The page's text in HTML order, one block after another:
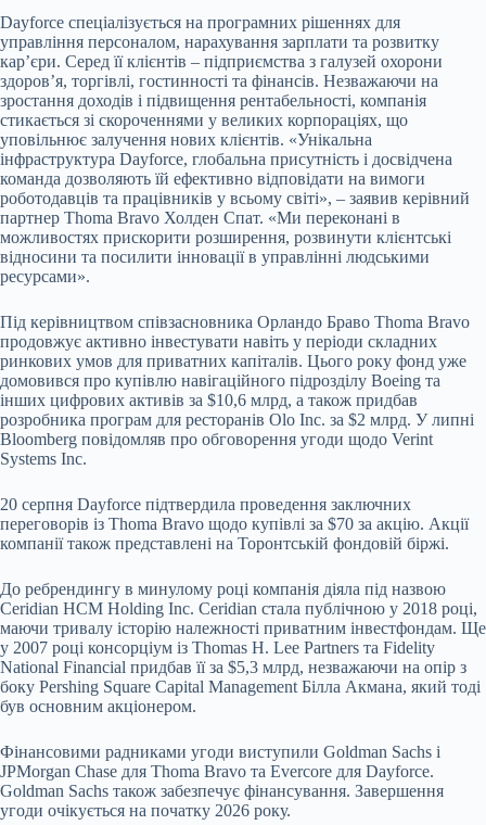
Dayforce спеціалізується на програмних рішеннях для
управління персоналом, нарахування зарплати та розвитку
кар’єри. Серед її клієнтів – підприємства з галузей охорони
здоров’я, торгівлі, гостинності та фінансів. Незважаючи на
зростання доходів і підвищення рентабельності, компанія
стикається зі скороченнями у великих корпораціях, що
уповільнює залучення нових клієнтів. «Унікальна
інфраструктура Dayforce, глобальна присутність і досвідчена
команда дозволяють їй ефективно відповідати на вимоги
роботодавців та працівників у всьому світі», – заявив керівний
партнер Thoma Bravo Холден Спат. «Ми переконані в
можливостях прискорити розширення, розвинути клієнтські
відносини та посилити інновації в управлінні людськими
ресурсами».
Під керівництвом співзасновника Орландо Браво Thoma Bravo
продовжує активно інвестувати навіть у періоди складних
ринкових умов для приватних капіталів. Цього року фонд уже
домовився про купівлю навігаційного підрозділу Boeing та
інших цифрових активів за $10,6 млрд, а також придбав
розробника програм для ресторанів Olo Inc. за $2 млрд. У липні
Bloomberg повідомляв про обговорення угоди щодо Verint
Systems Inc.
20 серпня Dayforce підтвердила проведення заключних
переговорів із Thoma Bravo щодо купівлі за $70 за акцію. Акції
компанії також представлені на Торонтській фондовій біржі.
До ребрендингу в минулому році компанія діяла під назвою
Ceridian HCM Holding Inc. Ceridian стала публічною у 2018 році,
маючи тривалу історію належності приватним інвестфондам. Ще
у 2007 році консорціум із Thomas H. Lee Partners та Fidelity
National Financial придбав її за $5,3 млрд, незважаючи на опір з
боку Pershing Square Capital Management Білла Акмана, який тоді
був основним акціонером.
Фінансовими радниками угоди виступили Goldman Sachs і
JPMorgan Chase для Thoma Bravo та Evercore для Dayforce.
Goldman Sachs також забезпечує фінансування. Завершення
угоди очікується на початку 2026 року.